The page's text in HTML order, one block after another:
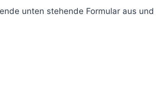
unten stehende Formular aus